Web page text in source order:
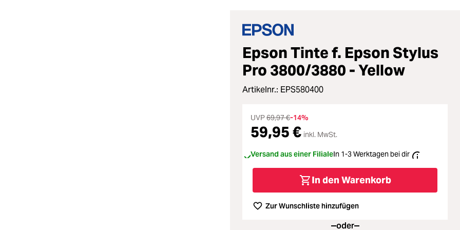
Epson Tinte f. Epson Stylus
Pro 3800/3880 - Yellow
Artikelnr.: EPS580400
UVP69,97 €-14%
59,95 € inkl. MwSt.
Versand aus einer FilialeIn 1-3 Werktagen bei dir
In den Warenkorb
Zur Wunschliste hinzufügen
oder